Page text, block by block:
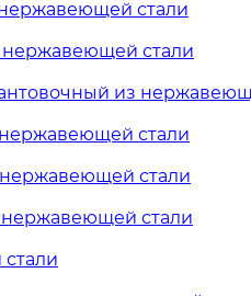
стали
стали
из
стали
стали
стали